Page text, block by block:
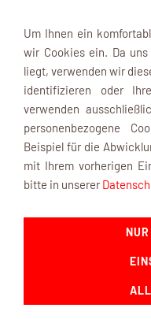
Navigation einblenden
61.
Shop
Um Ihnen ein
wir Cookies ein. Da
liegt, verwenden wir
identifizieren oder
verwenden
personenbezogene
Beispiel für die
mit Ihrem vorherigen
bitte in unserer